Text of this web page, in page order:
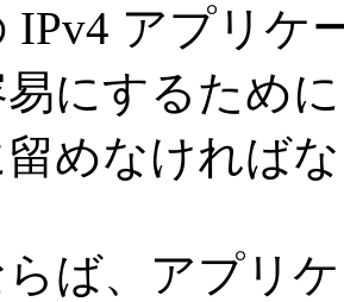
IPv4 アプリケ
にするため
めなければ
ば、アプリ